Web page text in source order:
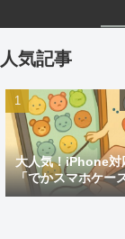
人気記事
大人気！iPhone対
「でかスマホケー
介